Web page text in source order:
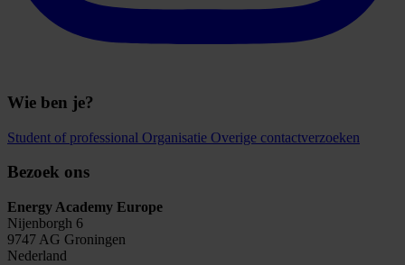
Wie ben je?
Student of professional Organisatie Overige contactverzoeken
Bezoek ons
Energy Academy Europe
Nijenborgh 6
9747 AG Groningen
Nederland